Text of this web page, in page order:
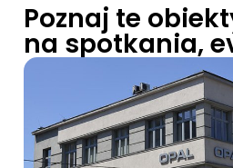
Poznaj te
na spotkania,